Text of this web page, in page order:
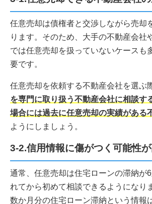
任意売却は債権者と交渉しながら売却
ります。そのため、大手の不動産会社
では任意売却を扱っていないケースも
要です。
任意売却を依頼する不動産会社を選ぶ
を専門に取り扱う不動産会社に相談す
場合には過去に任意売却の実績がある
ようにしましょう。
3-2.信用情報に傷がつく可能性
通常、任意売却は住宅ローンの滞納が
れてから初めて相談できるようになり
数か月分の住宅ローン滞納という情報